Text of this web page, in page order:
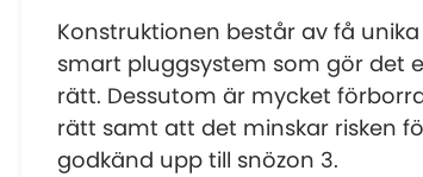
Konstruktionen består av få
smart pluggsystem som gör det
rätt. Dessutom är mycket
rätt samt att det minskar risken
godkänd upp till snözon 3.